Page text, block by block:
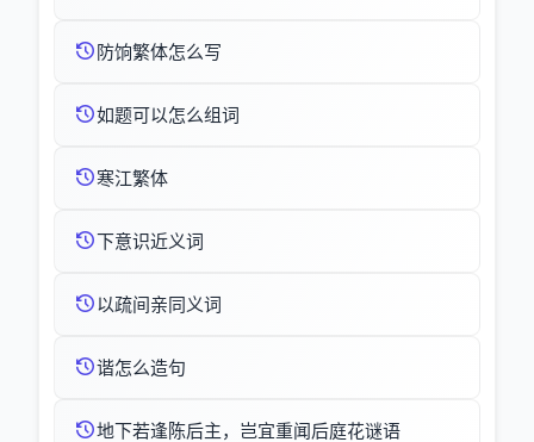
防饷繁体怎么写
如题可以怎么组词
寒江繁体
下意识近义词
以疏间亲同义词
谐怎么造句
地下若逢陈后主，岂宜重闻后庭花谜语